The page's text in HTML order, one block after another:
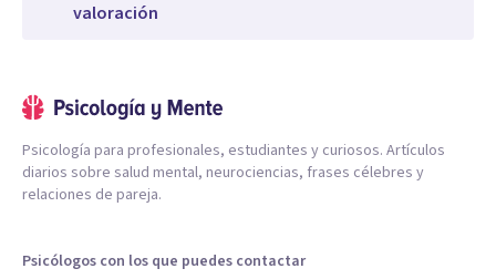
valoración
Psicología para profesionales, estudiantes y curiosos. Artículos
diarios sobre salud mental, neurociencias, frases célebres y
relaciones de pareja.
Psicólogos con los que puedes contactar